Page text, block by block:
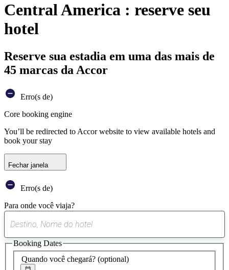
Central America : reserve seu
hotel
Reserve sua estadia em uma das mais de
45 marcas da Accor
Erro(s de)
Core booking engine
You’ll be redirected to Accor website to view available hotels and
book your stay
Fechar janela
Erro(s de)
Para onde você viaja?
sugestão
encontrada
Quando você chegará? (optional)
Booking Dates